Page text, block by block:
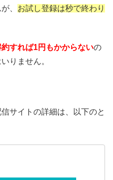
、 お試し登録は秒で終わり
すれば1円もかからないの
りません。
サイトの詳細は、以下のと